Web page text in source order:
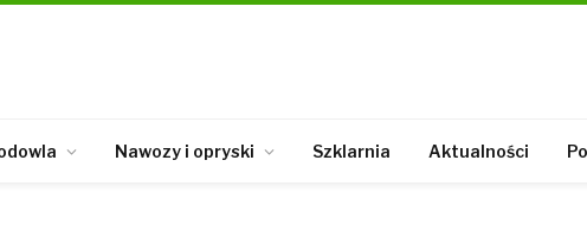
Nawozy i opryski Szklarnia Aktualności